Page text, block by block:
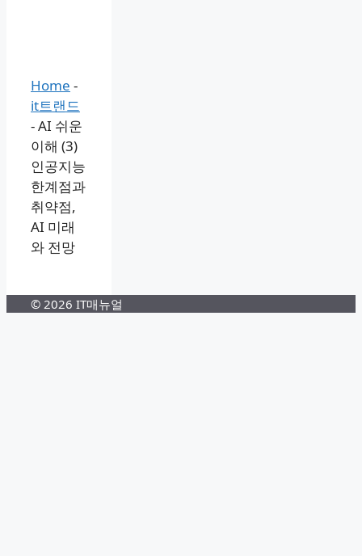
Home -
it트랜드
-AI 쉬운
이해 (3)
인공지능
한계점과
취약점,
AI 미래
와 전망
© 2026 IT매뉴얼